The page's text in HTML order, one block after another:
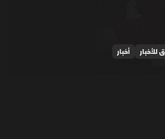
للأخبار أخبار